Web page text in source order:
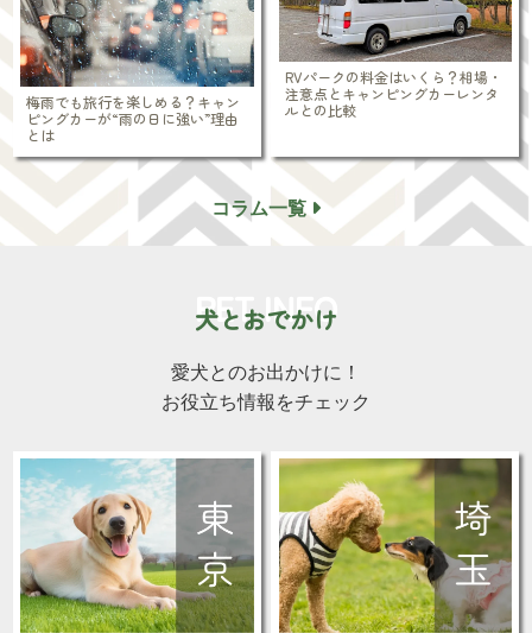
梅雨でも旅行を楽しめる？キャン
ピングカーが“雨の日に強い”理由
とは
RVパークの料金はいくら？相場・
注意点とキャンピングカーレンタ
ルとの比較
コラム一覧
犬とおでかけ
PET INFO
愛犬とのお出かけに！
お役立ち情報をチェック